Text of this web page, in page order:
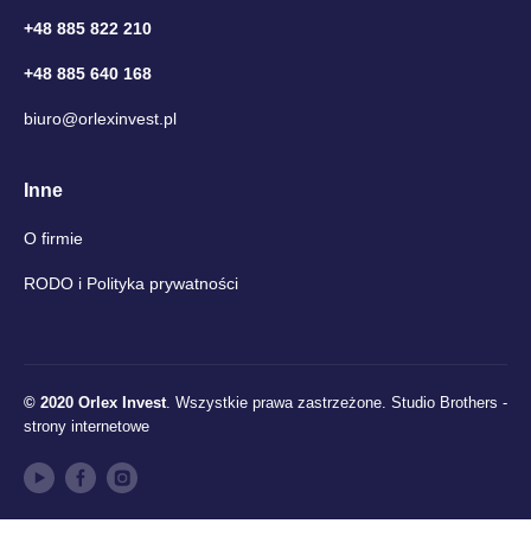
+48 885 822 210
+48 885 640 168
biuro@orlexinvest.pl
Inne
O firmie
RODO i Polityka prywatności
© 2020 Orlex Invest. Wszystkie prawa zastrzeżone. Studio Brothers -
strony internetowe